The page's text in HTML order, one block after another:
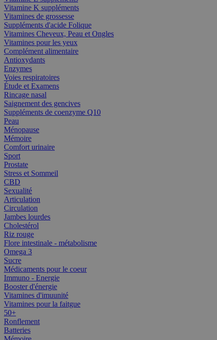
Vitamine K suppléments
Vitamines de grossesse
Suppléments d'acide Folique
Vitamines Cheveux, Peau et Ongles
Vitamines pour les yeux
Complément alimentaire
Antioxydants
Enzymes
Voies respiratoires
Étude et Examens
Rincage nasal
Saignement des gencives
Suppléments de coenzyme Q10
Peau
Ménopause
Mémoire
Comfort urinaire
Sport
Prostate
Stress et Sommeil
CBD
Sexualité
Articulation
Circulation
Jambes lourdes
Cholestérol
Riz rouge
Flore intestinale - métabolisme
Omega 3
Sucre
Médicaments pour le coeur
Immuno - Energie
Booster d'énergie
Vitamines d'imuunité
Vitamines pour la faitgue
50+
Ronflement
Batteries